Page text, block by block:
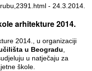
- 24.3.2014.
arhitekture 2014.
2014., u organizaciji
u Beogradu
u natječaju za
škole.